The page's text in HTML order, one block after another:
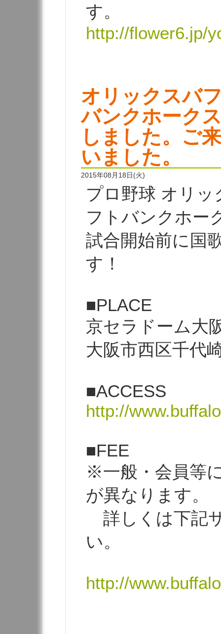
す。
http://flower6.jp/
オリックスバ
バンクホーク
しました。ご
いました。
2015年08月18日(火)
プロ野球 オリ
フトバンクホー
試合開始前に国
す！
■PLACE
京セラドーム大
大阪市西区千代
■ACCESS
http://
■FEE
※一般・会員等
が異なります。
詳しくは下記
い。
http://